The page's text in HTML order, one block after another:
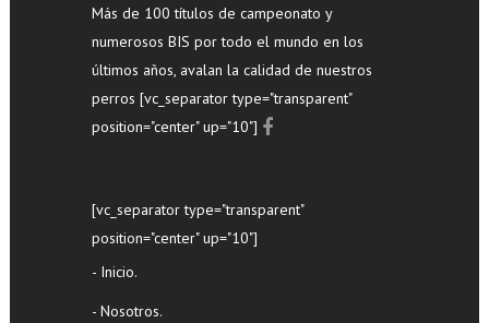
Más de 100 títulos de campeonato y
numerosos BIS por todo el mundo en los
últimos años, avalan la calidad de nuestros
perros [vc_separator type="transparent"
position="center" up="10"]
[vc_separator type="transparent"
position="center" up="10"]
- Inicio.
- Nosotros.